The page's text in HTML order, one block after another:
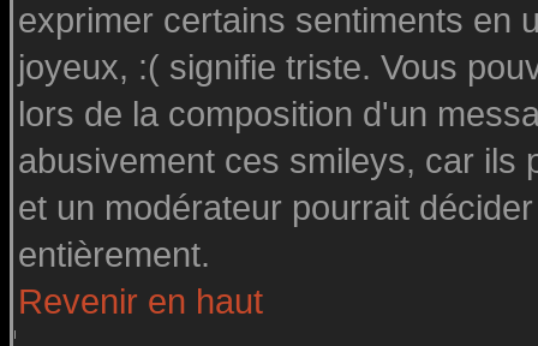
exprimer certains sentiments en
joyeux, :( signifie triste. Vous
lors de la composition d'un
abusivement ces smileys, car ils
et un modérateur pourrait
entièrement.
Revenir en haut